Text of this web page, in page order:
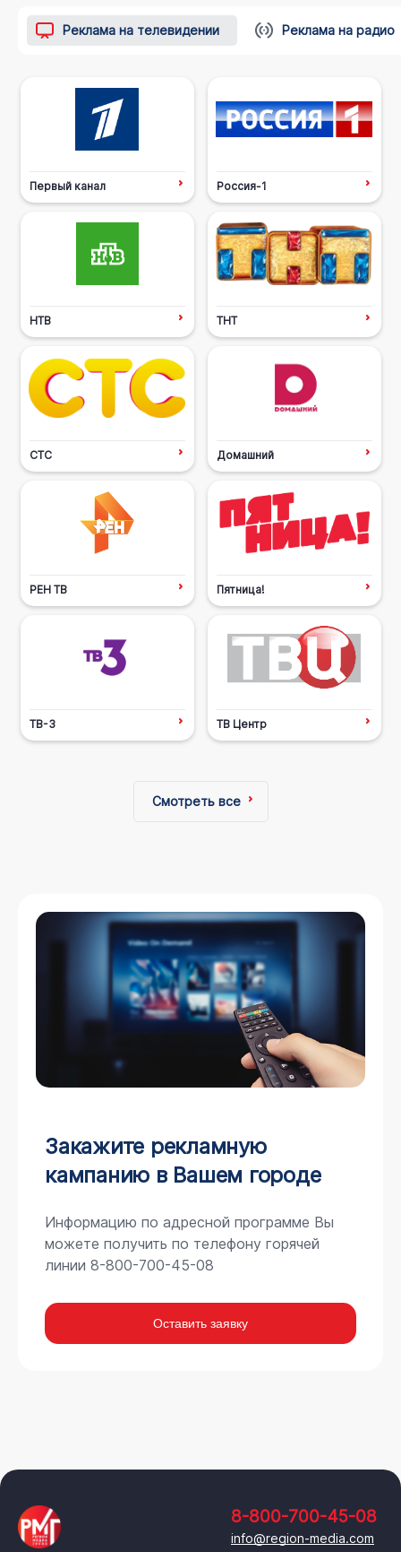
Реклама на телевидении Реклама на радио
Первый канал Россия-1
НТВ ТНТ
СТС Домашний
РЕН ТВ Пятница!
ТВ-3 ТВ Центр
Смотреть все
Закажите рекламную
кампанию в Вашем городе
Информацию по адресной программе Вы
можете получить по телефону горячей
линии 8-800-700-45-08
Оставить заявку
8-800-700-45-08
info@region-media.com